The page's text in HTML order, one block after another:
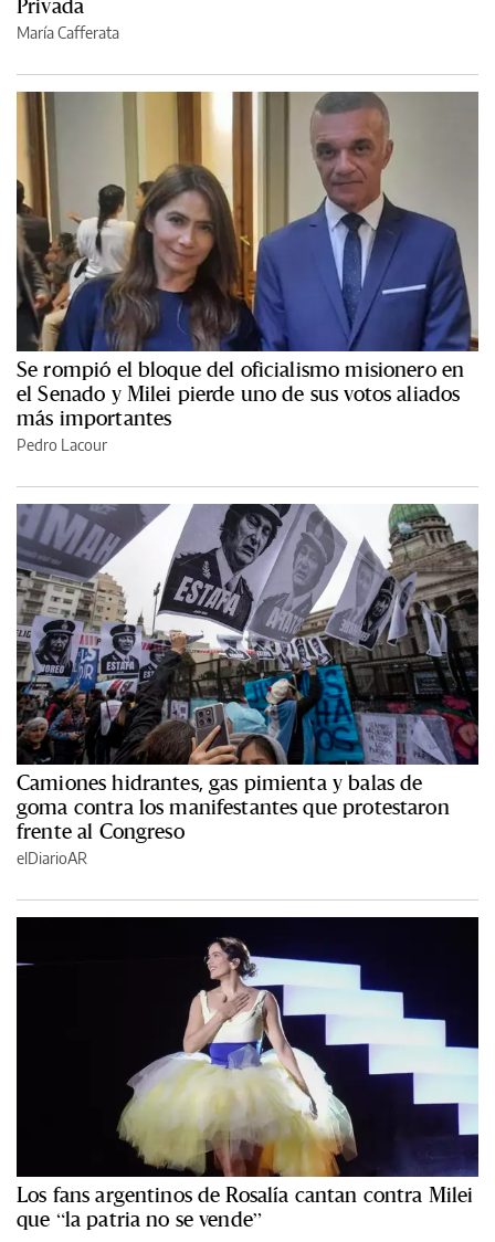
María Cafferata
Se rompió el bloque del oficialismo misionero en
el Senado y Milei pierde uno de sus votos aliados
más importantes
Pedro Lacour
Camiones hidrantes, gas pimienta y balas de
goma contra los manifestantes que protestaron
frente al Congreso
elDiarioAR
Los fans argentinos de Rosalía cantan contra Milei
que “la patria no se vende”